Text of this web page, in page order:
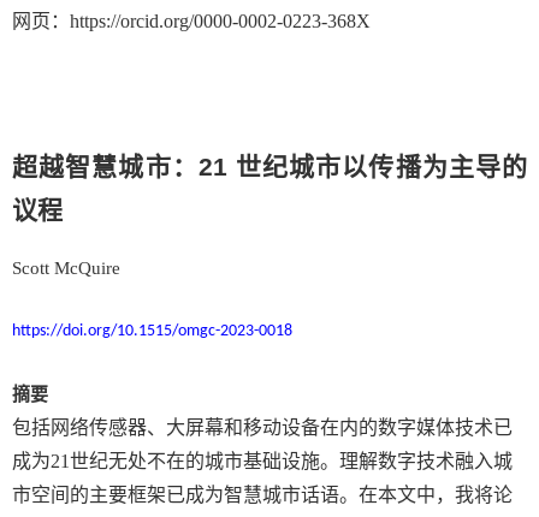
网页： https://orcid.org/0000-0002-0223-368X
超越智慧城市： 21 世纪城市以传播为主导的
议程
Scott McQuire
https://doi.org/10.1515/omgc-2023-0018
摘要
包括网络传感器、大屏幕和移动设备在内的数字媒体技术已
成为21世纪无处不在的城市基础设施。理解数字技术融入城
市空间的主要框架已成为智慧城市话语。在本文中，我将论